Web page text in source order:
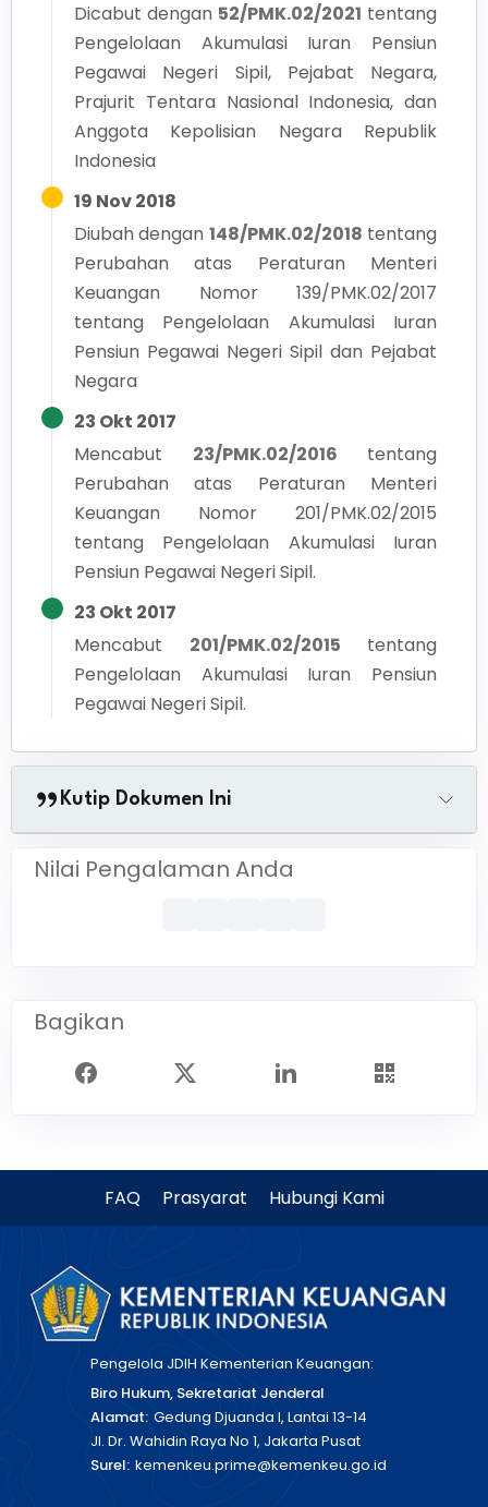
Dicabut dengan 52/PMK.02/2021 tentang
Pengelolaan Akumulasi Iuran Pensiun
Pegawai Negeri Sipil, Pejabat Negara,
Prajurit Tentara Nasional Indonesia, dan
Anggota Kepolisian Negara Republik
Indonesia
19 Nov 2018
Diubah dengan 148/PMK.02/2018 tentang
Perubahan atas Peraturan Menteri
Keuangan Nomor 139/PMK.02/2017
tentang Pengelolaan Akumulasi Iuran
Pensiun Pegawai Negeri Sipil dan Pejabat
Negara
23 Okt 2017
Mencabut
23/PMK.02/2016
tentang
Perubahan atas Peraturan Menteri
Keuangan Nomor 201/PMK.02/2015
tentang Pengelolaan Akumulasi Iuran
Pensiun Pegawai Negeri Sipil.
23 Okt 2017
Mencabut
201/PMK.02/2015
tentang
Pengelolaan Akumulasi Iuran Pensiun
Pegawai Negeri Sipil.
Kutip Dokumen Ini
Nilai Pengalaman Anda
Bagikan
FAQ Prasyarat Hubungi Kami
Pengelola JDIH Kementerian Keuangan:
Biro Hukum, Sekretariat Jenderal
Alamat: Gedung Djuanda I, Lantai 13-14
Jl. Dr. Wahidin Raya No 1, Jakarta Pusat
Surel: kemenkeu.prime@kemenkeu.go.id